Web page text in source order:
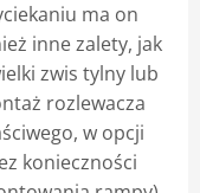
ma on
inne zalety, jak
zwis tylny lub
rozlewacza
w opcji
konieczności